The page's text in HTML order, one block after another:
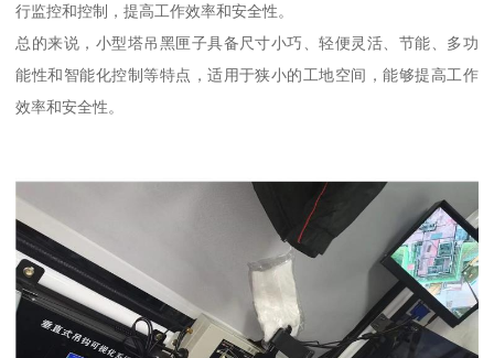
行监控和控制，提高工作效率和安全性。
总的来说，小型塔吊黑匣子具备尺寸小巧、轻便灵活、节能、多功
能性和智能化控制等特点，适用于狭小的工地空间，能够提高工作
效率和安全性。